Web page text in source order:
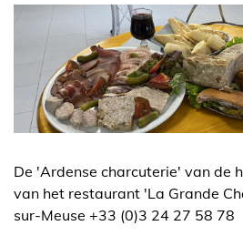
De 'Ardense charcuterie' van de
van het restaurant 'La Grande
sur-Meuse +33 (0)3 24 27 58 78